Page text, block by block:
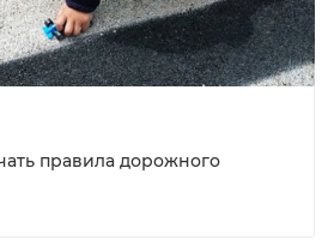
правила дорожного